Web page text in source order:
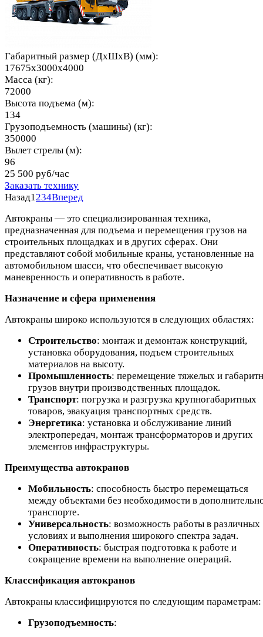
Габаритный размер (ДхШхВ) (мм):
17675х3000х4000
Масса (кг):
72000
Высота подъема (м):
134
Грузоподъемность (машины) (кг):
350000
Вылет стрелы (м):
96
25 500 руб/час
Заказать технику
Назад1234Вперед
Автокраны — это специализированная техника,
предназначенная для подъема и перемещения грузов на
строительных площадках и в других сферах. Они
представляют собой мобильные краны, установленные на
автомобильном шасси, что обеспечивает высокую
маневренность и оперативность в работе.
Назначение и сфера применения
Автокраны широко используются в следующих областях:
Строительство: монтаж и демонтаж конструкций,
установка оборудования, подъем строительных
материалов на высоту.
Промышленность: перемещение тяжелых и
грузов внутри производственных площадок.
Транспорт: погрузка и разгрузка крупногабаритных
товаров, эвакуация транспортных средств.
Энергетика: установка и обслуживание линий
электропередач, монтаж трансформаторов и других
элементов инфраструктуры.
Преимущества автокранов
Мобильность: способность быстро перемещаться
между объектами без необходимости в
транспорте.
Универсальность: возможность работы в различных
условиях и выполнения широкого спектра задач.
Оперативность: быстрая подготовка к работе и
сокращение времени на выполнение операций.
Классификация автокранов
Автокраны классифицируются по следующим параметрам:
Грузоподъемность: